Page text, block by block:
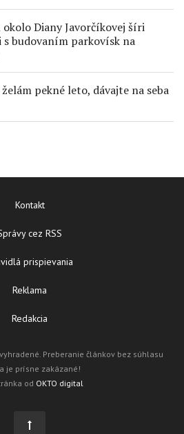
Diany Javorčíkovej šíri
budovaním parkovísk na
pekné leto, dávajte na seba
Kontakt
cez RSS
prispievania
Reklama
Redakcia
Preberanie článkov bez súhlasu
je prísne zakázané!
od OKTO digital